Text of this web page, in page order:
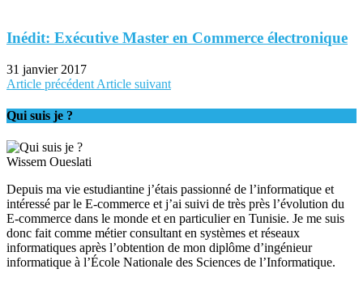
Inédit: Exécutive Master en Commerce électronique
31 janvier 2017
Article précédent Article suivant
Qui suis je ?
Wissem Oueslati
Depuis ma vie estudiantine j’étais passionné de l’informatique et
intéressé par le E-commerce et j’ai suivi de très près l’évolution du
E-commerce dans le monde et en particulier en Tunisie. Je me suis
donc fait comme métier consultant en systèmes et réseaux
informatiques après l’obtention de mon diplôme d’ingénieur
informatique à l’École Nationale des Sciences de l’Informatique.